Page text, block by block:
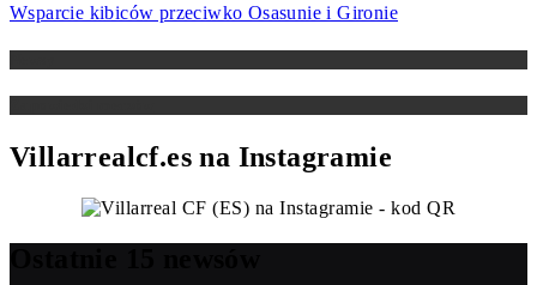
Wsparcie kibiców przeciwko Osasunie i Gironie
Villarrealcf.es na Instagramie